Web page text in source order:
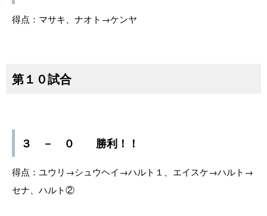
得点：マサキ、ナオト→ケンヤ
第１０試合
３ － ０ 勝利！！
得点：ユウリ→シュウヘイ→ハルト１、エイスケ→ハルト→
セナ、ハルト②